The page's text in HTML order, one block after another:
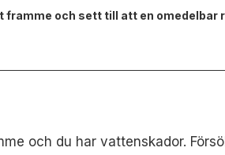
och sett till att en omedelbar
och du har vattenskador.